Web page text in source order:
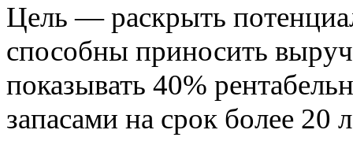
Цель — раскрыть
способны приносить
показывать 40%
запасами на срок более 20